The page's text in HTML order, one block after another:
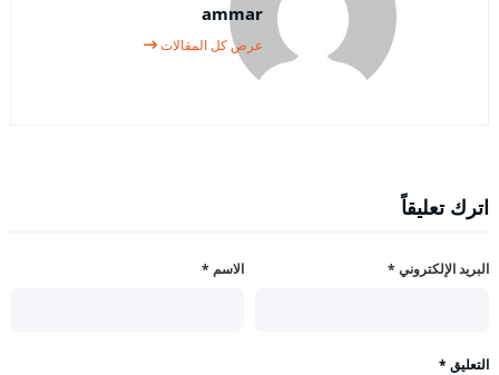
ammar
عرض كل المقالات
اترك تعليقاً
الاسم * البريد الإلكتروني *
التعليق *